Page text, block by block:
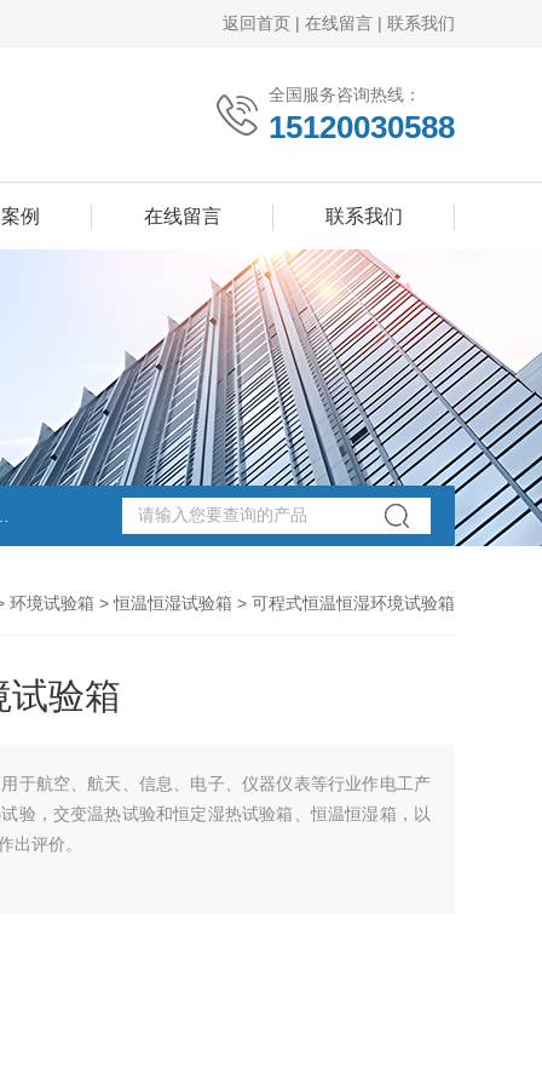
返回首页 | 在线留言 | 联系我们
全国服务咨询热线：
15120030588
例 在线留言 联系我们
环境试验箱 >恒温恒湿试验箱 > 可程式恒温恒湿环境试验箱
试验箱
于航空、航天、信息、电子、仪器仪表等行业作电工产
验，交变温热试验和恒定湿热试验箱、恒温恒湿箱，以
出评价。